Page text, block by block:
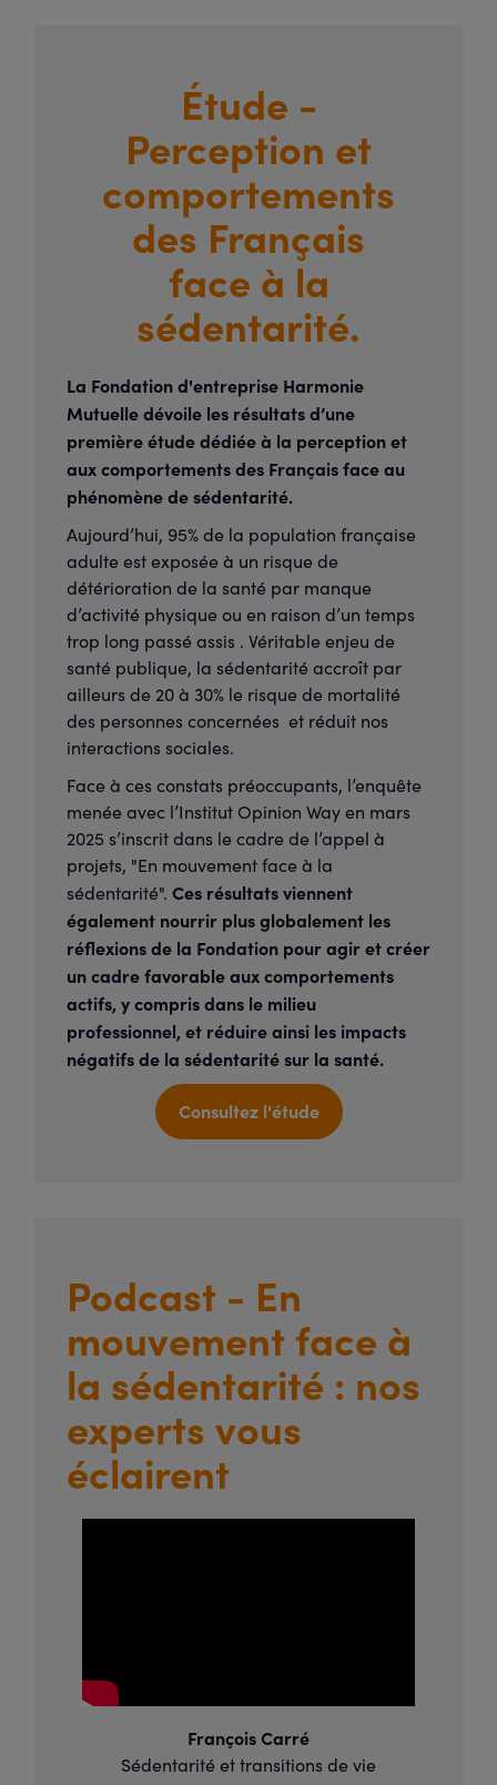
Étude -
Perception et
comportements
des Français
face à la
sédentarité.
La Fondation d'entreprise Harmonie
Mutuelle dévoile les résultats d’une
première étude dédiée à la perception et
aux comportements des Français face au
phénomène de sédentarité.
Aujourd’hui, 95% de la population française
adulte est exposée à un risque de
détérioration de la santé par manque
d’activité physique ou en raison d’un temps
trop long passé assis . Véritable enjeu de
santé publique, la sédentarité accroît par
ailleurs de 20 à 30% le risque de mortalité
des personnes concernées et réduit nos
interactions sociales.
Face à ces constats préoccupants, l’enquête
menée avec l’Institut Opinion Way en mars
2025 s’inscrit dans le cadre de l’appel à
projets, "En mouvement face à la
sédentarité". Ces résultats viennent
également nourrir plus globalement les
réflexions de la Fondation pour agir et créer
un cadre favorable aux comportements
actifs, y compris dans le milieu
professionnel, et réduire ainsi les impacts
négatifs de la sédentarité sur la santé.
Consultez l'étude
Podcast - En
mouvement face à
la sédentarité : nos
experts vous
éclairent
François Carré
Sédentarité et transitions de vie